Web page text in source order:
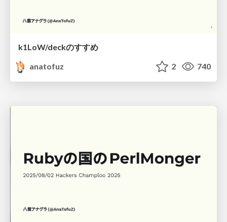
k1LoW/deckのすすめ
anatofuz
2 740